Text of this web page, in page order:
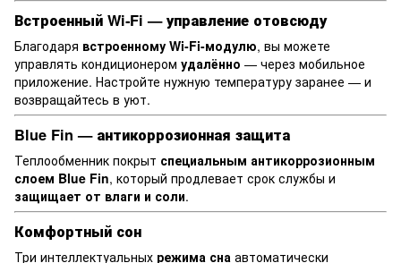
Встроенный Wi‑Fi — управление отовсюду
Благодаря встроенному Wi‑Fi-модулю, вы можете
управлять кондиционером удалённо — через мобильное
приложение. Настройте нужную температуру заранее — и
возвращайтесь в уют.
Blue Fin — антикоррозионная защита
Теплообменник покрыт специальным антикоррозионным
слоем Blue Fin, который продлевает срок службы и
защищает от влаги и соли.
Комфортный сон
Три интеллектуальных режима сна автоматически